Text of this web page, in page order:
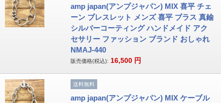
amp japan(アンプジャパン) MIX 喜平 チェ
ーン ブレスレット メンズ 喜平 ブラス 真鍮
シルバーコーティング ハンドメイド アク
セサリー ファッション ブランド おしゃれ
NMAJ-440
販売価格(税込): 16,500 円
送料無料
amp japan(アンプジャパン) MIX ケーブル